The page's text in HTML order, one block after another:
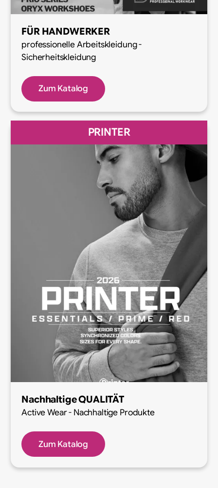
FÜR HANDWERKER
professionelle Arbeitskleidung -
Sicherheitskleidung
Zum Katalog
PRINTER
Nachhaltige QUALITÄT
Active Wear - Nachhaltige Produkte
Zum Katalog